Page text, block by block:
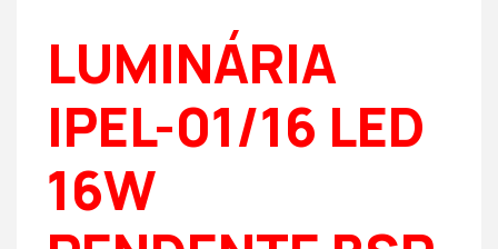
LUMINÁRIA
IPEL-01/16 LED
16W